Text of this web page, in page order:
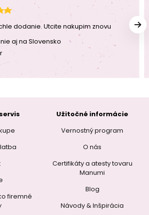
dodanie. Utcite nakupim znovu
aj na Slovensko
firemné
Užitočné informácie
Vernostný program
O nás
Certifikáty a atesty tovaru
Manumi
Blog
Návody & Inšpirácia